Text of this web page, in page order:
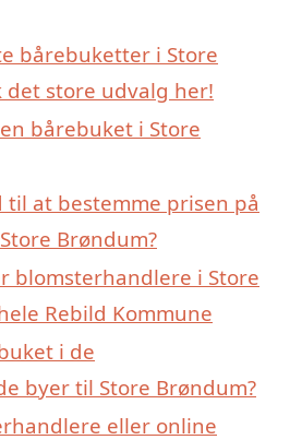
bårebuketter i Store
det store udvalg her!
bårebuket i Store
til at bestemme prisen på
Brøndum?
blomsterhandlere i Store
Rebild Kommune
i de
byer til Store Brøndum?
eller online